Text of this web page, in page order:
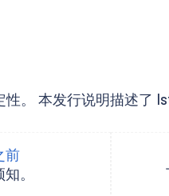
。 本发行说明描述了
前
。